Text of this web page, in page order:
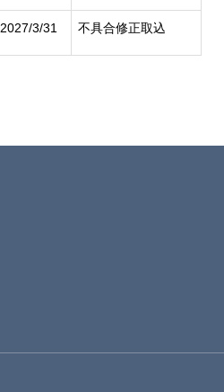
2027/3/31 不具合修正取込